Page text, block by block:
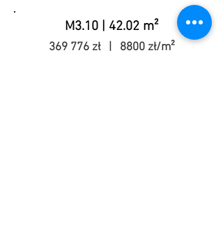
M3.10 | 42.02 m²
369 776 zł | 8800 zł/m²